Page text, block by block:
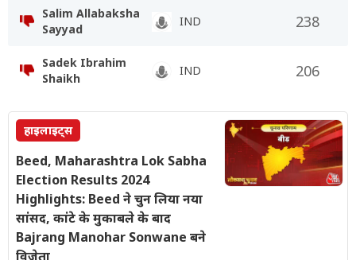
Salim Allabaksha
Sayyad
IND 238
Sadek Ibrahim
Shaikh
IND 206
हाइलाइट्स
Beed, Maharashtra Lok Sabha
Election Results 2024
Highlights: Beed ने चुन लिया नया
सांसद, कांटे के मुकाबले के बाद
Bajrang Manohar Sonwane बने
विजेता